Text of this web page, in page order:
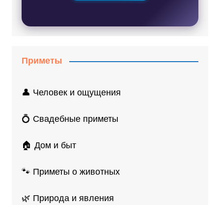
Приметы
👤 Человек и ощущения
💍 Свадебные приметы
🏠 Дом и быт
🐾 Приметы о животных
🌿 Природа и явления